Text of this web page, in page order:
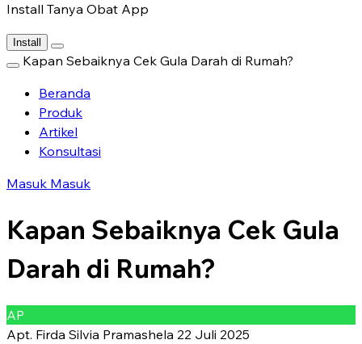
Install Tanya Obat App
Install
Kapan Sebaiknya Cek Gula Darah di Rumah?
Beranda
Produk
Artikel
Konsultasi
Masuk Masuk
Kapan Sebaiknya Cek Gula
Darah di Rumah?
AP
Apt. Firda Silvia Pramashela 22 Juli 2025